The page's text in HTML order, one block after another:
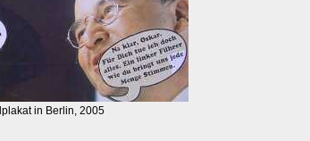
in Berlin, 2005